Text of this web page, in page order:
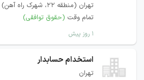
تهران (منطقه ۲۲، شهرک راه آهن)
تمام وقت (حقوق توافقی)
۱ روز پیش
استخدام حسابدار
تهران